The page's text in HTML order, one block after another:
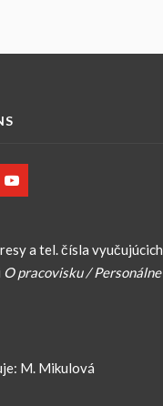
a tel. čísla vyučujúcich
O pracovisku / Personálne
M. Mikulová